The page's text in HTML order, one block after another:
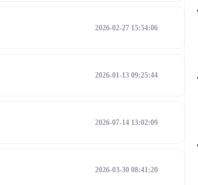
2026-02-27 15:54:06
2026-01-13 09:25:44
2026-07-14 13:02:09
2026-03-30 08:41:20